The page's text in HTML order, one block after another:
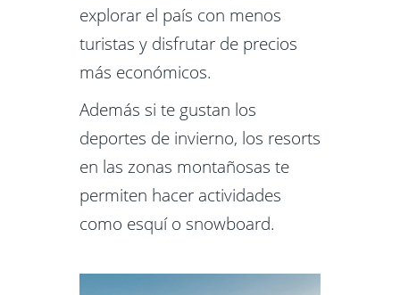
explorar el país con menos
turistas y disfrutar de precios
más económicos.
Además si te gustan los
deportes de invierno, los resorts
en las zonas montañosas te
permiten hacer actividades
como esquí o snowboard.